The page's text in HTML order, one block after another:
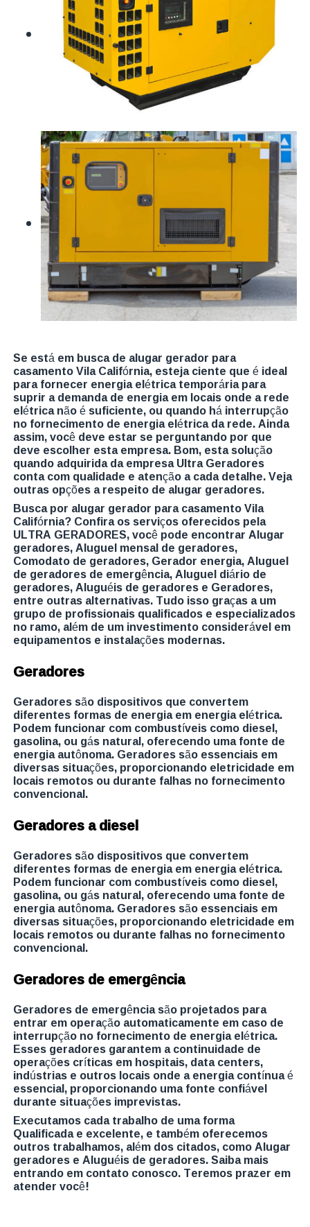
Se está em busca de alugar gerador para
casamento Vila Califórnia, esteja ciente que é ideal
para fornecer energia elétrica temporária para
suprir a demanda de energia em locais onde a rede
elétrica não é suficiente, ou quando há interrupção
no fornecimento de energia elétrica da rede. Ainda
assim, você deve estar se perguntando por que
deve escolher esta empresa. Bom, esta solução
quando adquirida da empresa Ultra Geradores
conta com qualidade e atenção a cada detalhe. Veja
outras opções a respeito de alugar geradores.
Busca por alugar gerador para casamento Vila
Califórnia? Confira os serviços oferecidos pela
ULTRA GERADORES, você pode encontrar Alugar
geradores, Aluguel mensal de geradores,
Comodato de geradores, Gerador energia, Aluguel
de geradores de emergência, Aluguel diário de
geradores, Aluguéis de geradores e Geradores,
entre outras alternativas. Tudo isso graças a um
grupo de profissionais qualificados e especializados
no ramo, além de um investimento considerável em
equipamentos e instalações modernas.
Geradores
Geradores são dispositivos que convertem
diferentes formas de energia em energia elétrica.
Podem funcionar com combustíveis como diesel,
gasolina, ou gás natural, oferecendo uma fonte de
energia autônoma. Geradores são essenciais em
diversas situações, proporcionando eletricidade em
locais remotos ou durante falhas no fornecimento
convencional.
Geradores a diesel
Geradores são dispositivos que convertem
diferentes formas de energia em energia elétrica.
Podem funcionar com combustíveis como diesel,
gasolina, ou gás natural, oferecendo uma fonte de
energia autônoma. Geradores são essenciais em
diversas situações, proporcionando eletricidade em
locais remotos ou durante falhas no fornecimento
convencional.
Geradores de emergência
Geradores de emergência são projetados para
entrar em operação automaticamente em caso de
interrupção no fornecimento de energia elétrica.
Esses geradores garantem a continuidade de
operações críticas em hospitais, data centers,
indústrias e outros locais onde a energia contínua é
essencial, proporcionando uma fonte confiável
durante situações imprevistas.
Executamos cada trabalho de uma forma
Qualificada e excelente, e também oferecemos
outros trabalhamos, além dos citados, como Alugar
geradores e Aluguéis de geradores. Saiba mais
entrando em contato conosco. Teremos prazer em
atender você!